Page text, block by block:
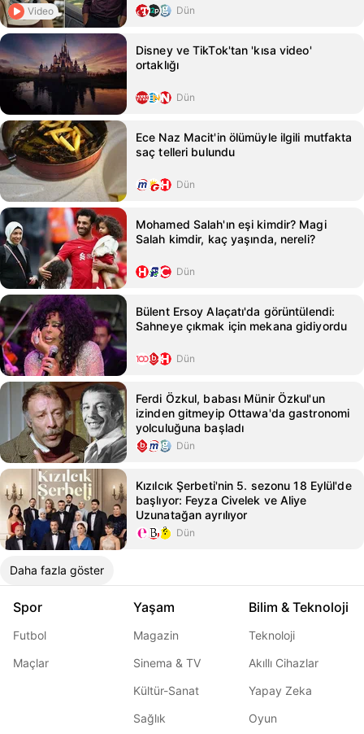
Video Dün
Disney ve TikTok'tan 'kısa video'
ortaklığı
Dün
Ece Naz Macit'in ölümüyle ilgili mutfakta
saç telleri bulundu
Dün
Mohamed Salah'ın eşi kimdir? Magi
Salah kimdir, kaç yaşında, nereli?
Dün
Bülent Ersoy Alaçatı'da görüntülendi:
Sahneye çıkmak için mekana gidiyordu
Dün
Ferdi Özkul, babası Münir Özkul'un
izinden gitmeyip Ottawa'da gastronomi
yolculuğuna başladı
Dün
Kızılcık Şerbeti'nin 5. sezonu 18 Eylül'de
başlıyor: Feyza Civelek ve Aliye
Uzunatağan ayrılıyor
Dün
Daha fazla göster
Spor
Futbol
Maçlar
Yaşam
Magazin
Sinema & TV
Kültür-Sanat
Sağlık
Bilim & Teknoloji
Teknoloji
Akıllı Cihazlar
Yapay Zeka
Oyun